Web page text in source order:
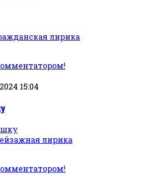
лирика
15:04
лирика